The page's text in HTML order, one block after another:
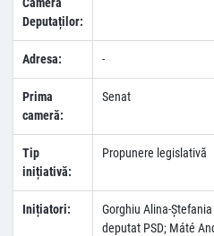
Deputaților:
Adresa: -
Prima
cameră:
Senat
Tip
inițiativă:
Propunere legislativă
Inițiatori:
Gorghiu Alina-
deputat PSD; Máté